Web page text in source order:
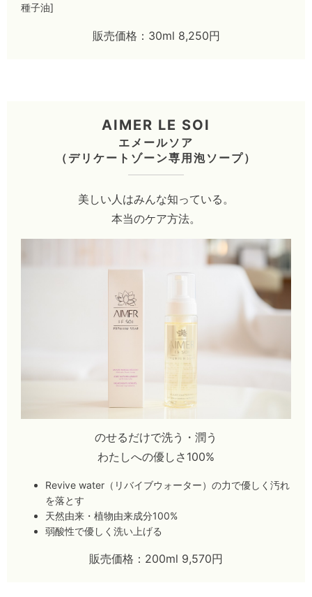
種子油]
販売価格：30ml 8,250円
AIMER LE SOI
エメールソア
（デリケートゾーン専用泡ソープ）
美しい人はみんな知っている。
本当のケア方法。
のせるだけで洗う・潤う
わたしへの優しさ100%
Revive water（リバイブウォーター）の力で優しく汚れ
を落とす
天然由来・植物由来成分100%
弱酸性で優しく洗い上げる
販売価格：200ml 9,570円